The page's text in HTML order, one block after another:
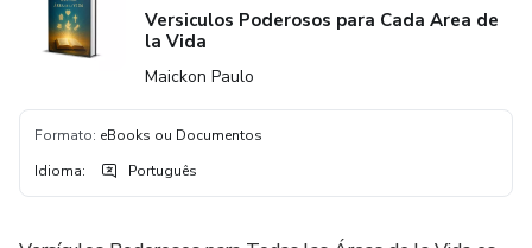
Versiculos Poderosos para Cada Area de
la Vida
Maickon Paulo
Formato: eBooks ou Documentos
Idioma: Português